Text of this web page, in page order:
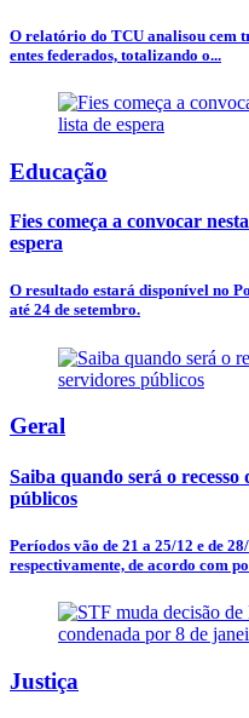
O relatório do TCU analisou cem
entes federados, totalizando o...
Educação
Fies começa a convocar
espera
O resultado estará disponível no
até 24 de setembro.
Geral
Saiba quando será o
públicos
Períodos vão de 21 a 25/12 e de
respectivamente, de acordo com
Justiça